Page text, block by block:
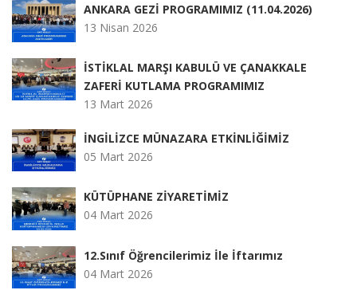
ANKARA GEZİ PROGRAMIMIZ (11.04.2026)
13 Nisan 2026
İSTİKLAL MARŞI KABULÜ VE ÇANAKKALE
ZAFERİ KUTLAMA PROGRAMIMIZ
13 Mart 2026
İNGİLİZCE MÜNAZARA ETKİNLİĞİMİZ
05 Mart 2026
KÜTÜPHANE ZİYARETİMİZ
04 Mart 2026
12.Sınıf Öğrencilerimiz İle İftarımız
04 Mart 2026